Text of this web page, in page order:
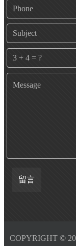
留言
COPYRIGHT ©